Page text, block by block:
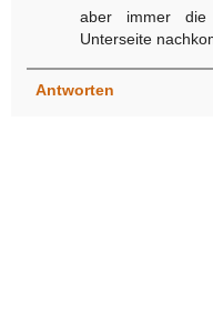
aber immer
Unterseite
Antworten